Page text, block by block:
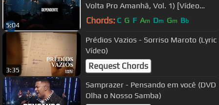
5:04
Volta Pro Amanhã, Vol. 1) [Vídeo
Oficial]
Chords: C G F Am Dm Gm Bb
3:35
Prédios Vazios - Sorriso Maroto (Lyric
Vídeo)
Request Chords
Samprazer - Pensando em você (DVD
Olha o Nosso Samba)